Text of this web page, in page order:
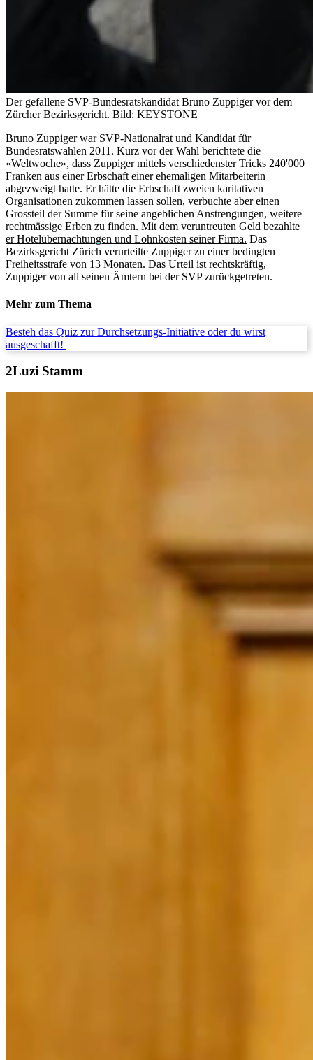
Der gefallene SVP-Bundesratskandidat Bruno Zuppiger vor dem
Zürcher Bezirksgericht. Bild: KEYSTONE
Bruno Zuppiger war SVP-Nationalrat und Kandidat für
Bundesratswahlen 2011. Kurz vor der Wahl berichtete die
«Weltwoche», dass Zuppiger mittels verschiedenster Tricks 240'000
Franken aus einer Erbschaft einer ehemaligen Mitarbeiterin
abgezweigt hatte. Er hätte die Erbschaft zweien karitativen
Organisationen zukommen lassen sollen, verbuchte aber einen
Grossteil der Summe für seine angeblichen Anstrengungen, weitere
rechtmässige Erben zu finden. Mit dem veruntreuten Geld bezahlte
er Hotelübernachtungen und Lohnkosten seiner Firma. Das
Bezirksgericht Zürich verurteilte Zuppiger zu einer bedingten
Freiheitsstrafe von 13 Monaten. Das Urteil ist rechtskräftig,
Zuppiger von all seinen Ämtern bei der SVP zurückgetreten.
Mehr zum Thema
Besteh das Quiz zur Durchsetzungs-Initiative oder du wirst
ausgeschafft!
Luzi Stamm